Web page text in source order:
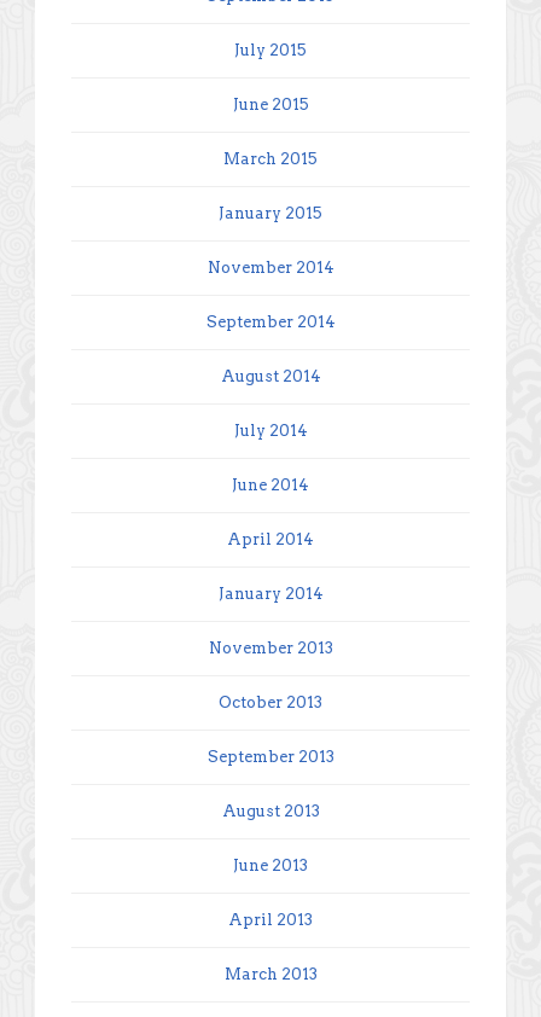
July 2015
June 2015
March 2015
January 2015
November 2014
September 2014
August 2014
July 2014
June 2014
April 2014
January 2014
November 2013
October 2013
September 2013
August 2013
June 2013
April 2013
March 2013